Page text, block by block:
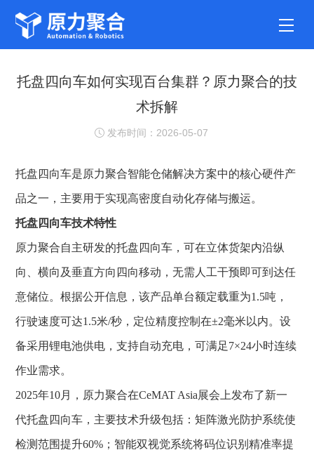
托盘四向车如何实现百台集群？原力聚合的技
术拆解
发布时间：2026-05-07
托盘四向车是原力聚合智能仓储解决方案中的核心硬件产
品之一，主要用于实现高密度自动化存储与搬运。
托盘四向车技术特性
原力聚合自主研发的托盘四向车，可在立体货架内沿纵
向、横向及垂直方向四向移动，无需人工干预即可到达任
意储位。根据公开信息，该产品单台额定载重为1.5吨，
行驶速度可达1.5米/秒，定位精度控制在±2毫米以内。设
备采用锂电池供电，支持自动充电，可满足7×24小时连续
作业需求。
2025年10月，原力聚合在CeMAT Asia展会上发布了新一
代托盘四向车 ，主要技术升级包括：矩阵激光防护系统使
检测范围提升60%；智能双视觉系统将码位识别精准率提